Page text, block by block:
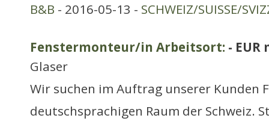
B&B - 2016-05-13 - SCHWEIZ/SUISSE/
Fenstermonteur/in Arbeitsort: -
Glaser
Wir suchen im Auftrag unserer Kunden
deutschsprachigen Raum der Schweiz.